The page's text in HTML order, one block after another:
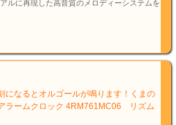
ルに再現した高音質のメロディーシステムを
になるとオルゴールが鳴ります！くまの
ラームクロック 4RM761MC06 リズム